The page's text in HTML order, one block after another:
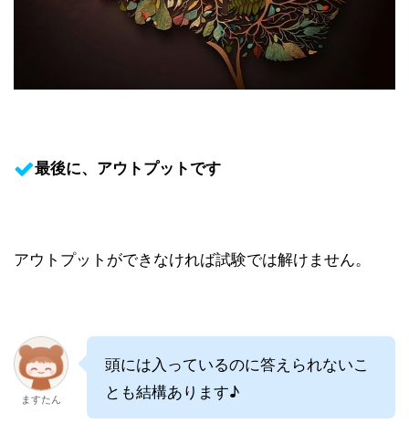
最後に、アウトプットです
アウトプットができなければ試験では解けません。
ますたん
頭には入っているのに答えられないこ
とも結構あります♪